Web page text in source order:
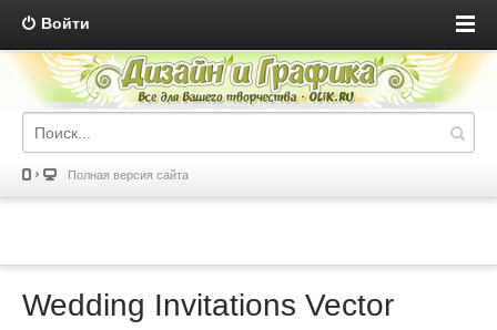
Войти
Полная версия сайта
Wedding Invitations Vector